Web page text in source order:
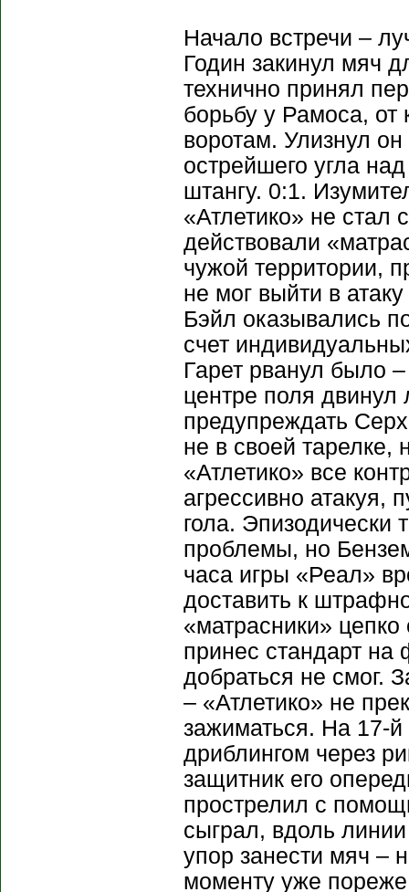
Начало встречи –
Годин закинул мяч
технично принял
борьбу у Рамоса, от
воротам. Улизнул
острейшего угла
штангу. 0:1.
«Атлетико» не стал
действовали
чужой территории,
не мог выйти в
Бэйл оказывались
счет
Гарет рванул было
центре поля двинул
предупреждать
не в своей тарелке,
«Атлетико» все
агрессивно атакуя,
гола. Эпизодически
проблемы, но
часа игры «Реал»
доставить к
«матрасники»
принес стандарт на
добраться не смог.
– «Атлетико» не
зажиматься. На 17-
дриблингом через
защитник его
прострелил с
сыграл, вдоль
упор занести мяч –
моменту уже